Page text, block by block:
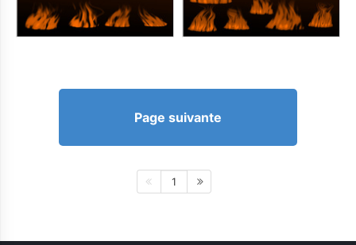
Page suivante
1